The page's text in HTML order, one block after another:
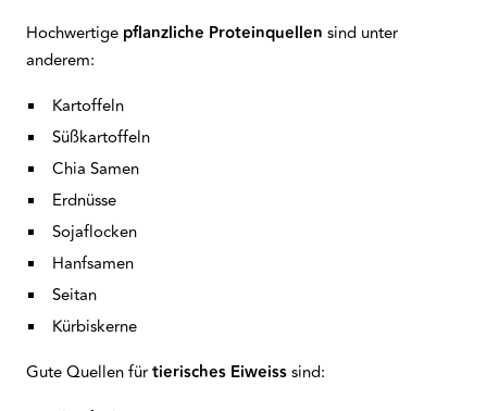
Hochwertige pflanzliche Proteinquellen sind unter
anderem:
Kartoffeln
Süßkartoffeln
Chia Samen
Erdnüsse
Sojaflocken
Hanfsamen
Seitan
Kürbiskerne
Gute Quellen fürtierisches Eiweisssind: